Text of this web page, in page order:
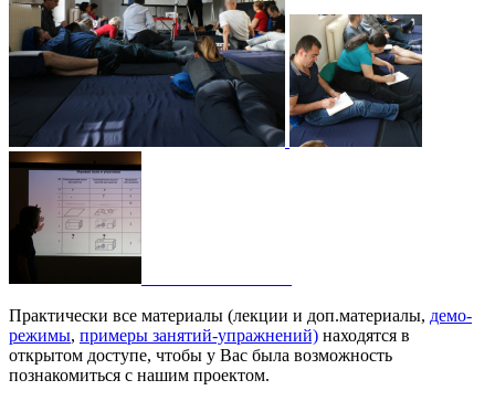
Практически все материалы (лекции и доп.материалы, демо-
режимы, примеры занятий-упражнений) находятся в
открытом доступе, чтобы у Вас была возможность
познакомиться с нашим проектом.